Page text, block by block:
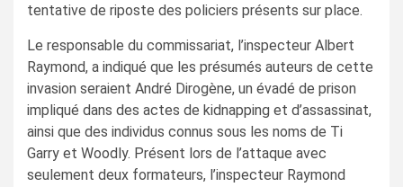
tentative de riposte des policiers présents sur place.
Le responsable du commissariat, l’inspecteur Albert
Raymond, a indiqué que les présumés auteurs de cette
invasion seraient André Dirogène, un évadé de prison
impliqué dans des actes de kidnapping et d’assassinat,
ainsi que des individus connus sous les noms de Ti
Garry et Woodly. Présent lors de l’attaque avec
seulement deux formateurs, l’inspecteur Raymond